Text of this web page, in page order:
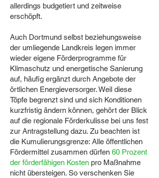
allerdings budgetiert und zeitweise
erschöpft.
Auch Dortmund selbst beziehungsweise
der umliegende Landkreis legen immer
wieder eigene Förderprogramme für
Klimaschutz und energetische Sanierung
auf, häufig ergänzt durch Angebote der
örtlichen Energieversorger. Weil diese
Töpfe begrenzt sind und sich Konditionen
kurzfristig ändern können, gehört der Blick
auf die regionale Förderkulisse bei uns fest
zur Antragstellung dazu. Zu beachten ist
die Kumulierungsgrenze: Alle öffentlichen
Fördermittel zusammen dürfen 60 Prozent
der förderfähigen Kosten pro Maßnahme
nicht übersteigen. So verschenken Sie